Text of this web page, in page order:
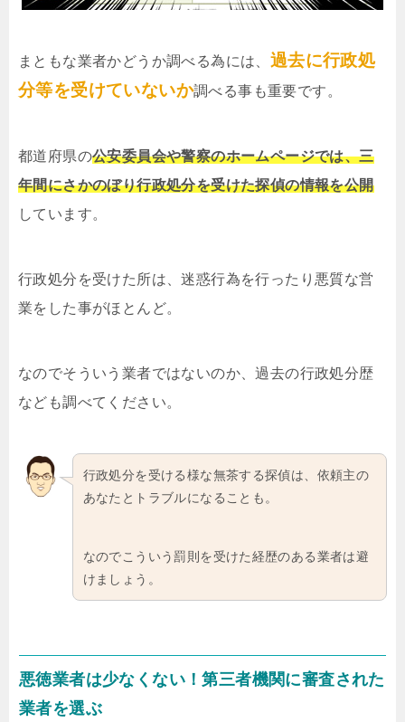
まともな業者かどうか調べる為には、 過去に行政処
分等を受けていないか調べる事も重要です。
都道府県の公安委員会や警察のホームページでは、三
年間にさかのぼり行政処分を受けた探偵の情報を公開
しています。
行政処分を受けた所は、迷惑行為を行ったり悪質な営
業をした事がほとんど。
なのでそういう業者ではないのか、過去の行政処分歴
なども調べてください。
行政処分を受ける様な無茶する探偵は、依頼主の
あなたとトラブルになることも。
なのでこういう罰則を受けた経歴のある業者は避
けましょう。
悪徳業者は少なくない！第三者機関に審査された
業者を選ぶ